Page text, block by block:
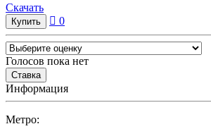
Cкачать
0
Голосов пока нет
Информация
Метро: